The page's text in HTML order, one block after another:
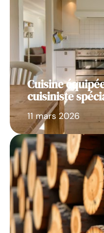
Cuisine
cuisiniste
11 mars 2026